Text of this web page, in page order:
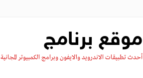
موقع برنامج
أحدث تطبيقات الاندرويد والايفون وبرامج الكمبيوتر المجانية